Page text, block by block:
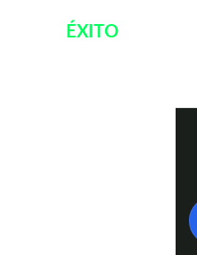
ÉXITO